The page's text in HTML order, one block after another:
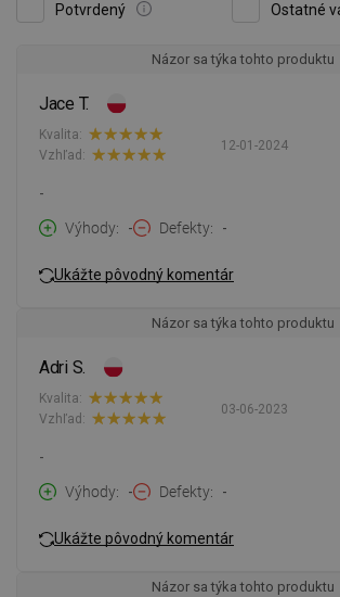
Potvrdený Ostatné
Názor sa týka tohto produktu
Jace T.
12-01-2024
Kvalita:
Vzhľad:
-
Výhody
- Defekty -
Ukážte pôvodný komentár
Názor sa týka tohto produktu
Adri S.
03-06-2023
Kvalita:
Vzhľad:
-
Výhody
- Defekty -
Ukážte pôvodný komentár
Názor sa týka tohto produktu